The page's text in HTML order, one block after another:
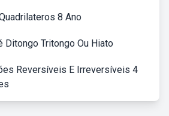
8 Ano
Ditongo Tritongo Ou Hiato
Reversíveis E Irreversíveis 4